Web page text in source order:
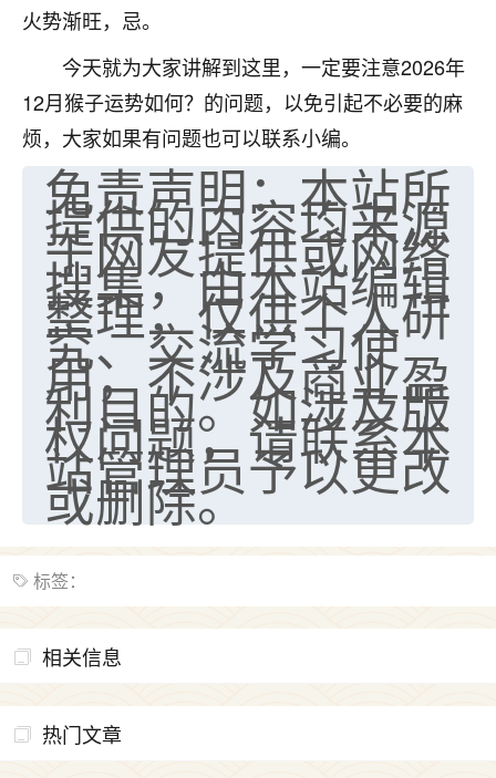
火势渐旺，忌。
今天就为大家讲解到这里，一定要注意2026年
12月猴子运势如何？的问题，以免引起不必要的麻
烦，大家如果有问题也可以联系小编。
免责声明：本站所
提供的内容均来源
于网友提供或网络
搜集，由本站编辑
整理，仅供个人研
究、交流学习使
用，不涉及商业盈
利目的。如涉及版
权问题，请联系本
站管理员予以更改
或删除。
标签：
相关信息
热门文章
优秀的张同学
老师收徒吗？？我对这些很感兴趣
2天前 来自山西 15